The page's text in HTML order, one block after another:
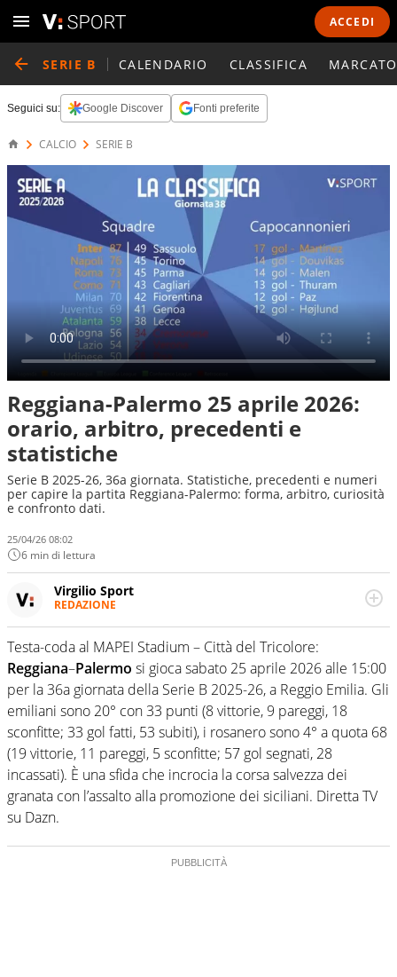
ACCEDI
SERIE B CALENDARIO CLASSIFICA
Seguici su: Google Discover Fonti preferite
CALCIO SERIE B
Reggiana-Palermo 25 aprile 2026:
orario, arbitro, precedenti e
statistiche
Serie B 2025-26, 36a giornata. Statistiche, precedenti e numeri
per capire la partita Reggiana-Palermo: forma, arbitro, curiosità
e confronto dati.
25/04/26 08:02
6 min di lettura
Virgilio Sport
REDAZIONE
appassionato su tutto il mondo dello sport. Calcio,
calciomercato, F1, Motomondiale ma anche tennis,
volley, basket: su Virgilio Sport i tifosi e gli appassionati
sanno che troveranno sempre copertura completa e
zero faziosità. La squadra di Virgilio Sport è formata da
giornalisti ed esperti di sport abili sia nel gioco di
rimessa quando intercettano le notizie e le rilanciano
verso la rete, sia nella costruzione dal basso quando
creano contenuti 100% originali ed esclusivi.
Testa-coda al MAPEI Stadium – Città del Tricolore:
Reggiana–Palermo si gioca sabato 25 aprile 2026 alle 15:00
per la 36a giornata della Serie B 2025-26, a Reggio Emilia. Gli
emiliani sono 20° con 33 punti (8 vittorie, 9 pareggi, 18
sconfitte; 33 gol fatti, 53 subiti), i rosanero sono 4° a quota 68
(19 vittorie, 11 pareggi, 5 sconfitte; 57 gol segnati, 28
incassati). È una sfida che incrocia la corsa salvezza dei
granata con l’assalto alla promozione dei siciliani. Diretta TV
su Dazn.